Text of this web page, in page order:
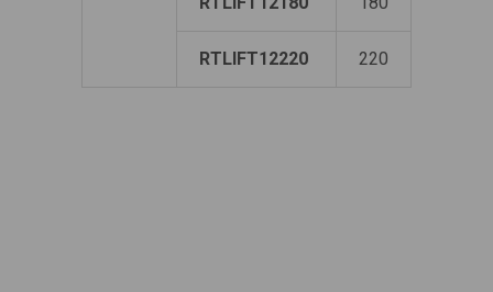
RTLIFT12220 220